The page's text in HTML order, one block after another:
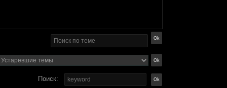
Поиск: